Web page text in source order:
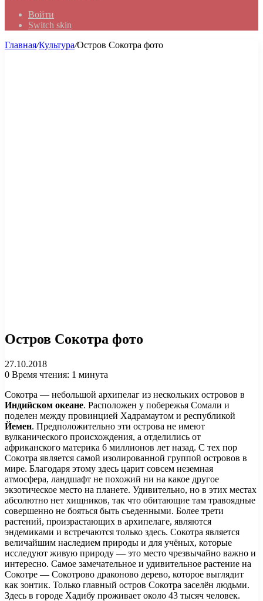
Войти
Switch skin
Главная/Культура/Остров Сокотра фото
Остров Сокотра фото
27.10.2018
0 Время чтения: 1 минута
Сокотра — небольшой архипелаг из нескольких островов в
Индийском океане. Расположен у побережья Сомали и
поделен между провинцией Хадрамаутом и республикой
Йемен. Предположительно эти острова не имеют
вулканического происхождения, а отделились от
африканского материка 6 миллионов лет назад. С тех пор
Сокотра является самой изолированной группой островов в
мире. Благодаря этому здесь царит совсем неземная
атмосфера, ландшафт не похожий ни на какое другое
экзотическое место на планете. Удивительно, но в этих местах
абсолютно нет хищников, так что обитающие там травоядные
совершенно не бояться быть съеденными. Более трети
растений, произрастающих в архипелаге, являются
эндемиками и встречаются только здесь. Сокотра является
величайшим наследием природы и для учёных, которые
исследуют живую природу — это место чрезвычайно важно и
интересно. Самое замечательное и удивительное растение на
Сокотре — Сокотрово драконово дерево, которое выглядит
как зонтик. Только главный остров Сокотра заселён людьми.
Здесь в городе Хадибу проживает около 43 тысяч человек.